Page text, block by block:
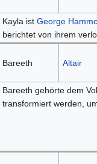
Kayla ist George
berichtet von ihrem
Bareeth Altair
Bareeth gehörte dem
transformiert werden,